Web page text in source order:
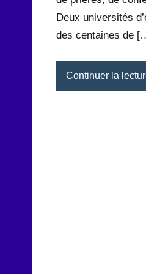
Deux universités
des centaines de
Continuer la